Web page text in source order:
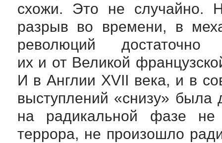
схожи. Это не случайно.
разрыв во времени, в
революций
их и от Великой
И в Англии XVII века, и в
выступлений «снизу» была
на радикальной фазе
террора, не произошло